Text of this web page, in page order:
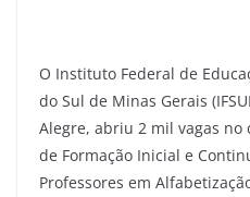
O Instituto Federal de
do Sul de Minas Gerais
Alegre, abriu 2 mil vagas
de Formação Inicial e
Professores em